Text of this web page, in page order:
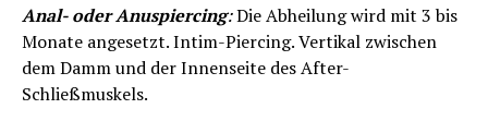
Anal- oder Anuspiercing:Die Abheilung wird mit 3 bis
Monate angesetzt. Intim-Piercing. Vertikal zwischen
dem Damm und der Innenseite des After-
Schließmuskels.